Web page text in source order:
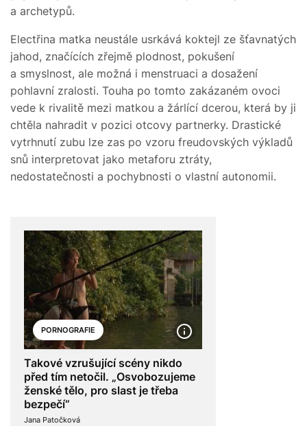
a archetypů.
Electřina matka neustále usrkává koktejl ze šťavnatých
jahod, značících zřejmě plodnost, pokušení
a smyslnost, ale možná i menstruaci a dosažení
pohlavní zralosti. Touha po tomto zakázaném ovoci
vede k rivalitě mezi matkou a žárlící dcerou, která by ji
chtěla nahradit v pozici otcovy partnerky. Drastické
vytrhnutí zubu lze zas po vzoru freudovských výkladů
snů interpretovat jako metaforu ztráty,
nedostatečnosti a pochybnosti o vlastní autonomii.
PORNOGRAFIE
Takové vzrušující scény nikdo
před tím netočil. „Osvobozujeme
ženské tělo, pro slast je třeba
bezpečí“
Jana Patočková